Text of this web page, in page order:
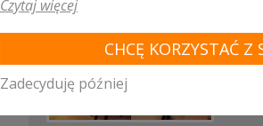
Czytaj więcej
CHCĘ KORZYSTAĆ Z
Zadecyduję później